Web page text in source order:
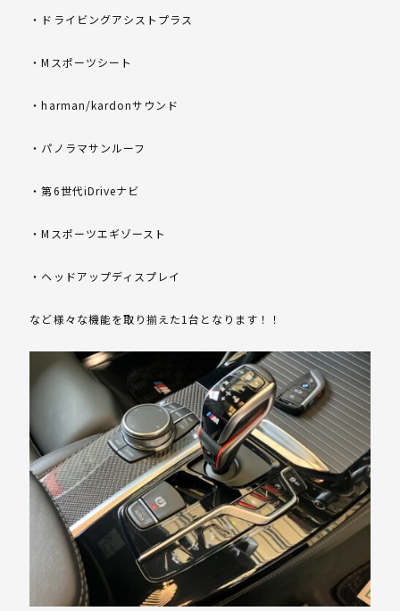
・ドライビングアシストプラス
・Mスポーツシート
・harman/kardonサウンド
・パノラマサンルーフ
・第6世代iDriveナビ
・Mスポーツエギゾースト
・ヘッドアップディスプレイ
など様々な機能を取り揃えた1台となります！！